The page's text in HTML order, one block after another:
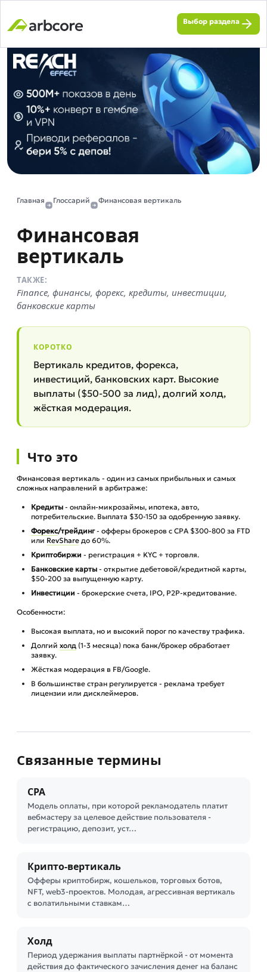
Выбор раздела
Главная Глоссарий Финансовая вертикаль
Финансовая
вертикаль
ТАКЖЕ:
Finance, финансы, форекс, кредиты, инвестиции,
банковские карты
КОРОТКО
Вертикаль кредитов, форекса,
инвестиций, банковских карт. Высокие
выплаты ($50-500 за лид), долгий холд,
жёсткая модерация.
Что это
Финансовая вертикаль - один из самых прибыльных и самых
сложных направлений в арбитраже:
Кредиты - онлайн-микрозаймы, ипотека, авто,
потребительские. Выплата $30-150 за одобренную заявку.
Форекс/трейдинг- офферы брокеров с CPA $300-800 за FTD
или RevShare до 60%.
Криптобиржи - регистрация + KYC + торговля.
Банковские карты - открытие дебетовой/кредитной карты,
$50-200 за выпущенную карту.
Инвестиции - брокерские счета, IPO, P2P-кредитование.
Особенности:
Высокая выплата, но и высокий порог по качеству трафика.
Долгий холд (1-3 месяца) пока банк/брокер обработает
заявку.
Жёсткая модерация в FB/Google.
В большинстве стран регулируется - реклама требует
лицензии или дисклеймеров.
Связанные термины
CPA
Модель оплаты, при которой рекламодатель платит
вебмастеру за целевое действие пользователя -
регистрацию, депозит, уст…
Крипто-вертикаль
Офферы криптобирж, кошельков, торговых ботов,
NFT, web3-проектов. Молодая, агрессивная вертикаль
с волатильными ставкам…
Холд
Период удержания выплаты партнёркой - от момента
действия до фактического зачисления денег на баланс